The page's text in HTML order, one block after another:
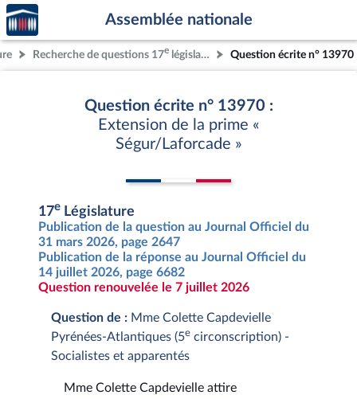
Aller au contenu
Aller en bas de la page
Accèder
à la
page
d'accueil
Assemblée nationale
Recherche de questions 17e législature Question écrite n° 13970
Question écrite n° 13970 :
Extension de la prime «
Ségur/Laforcade »
17e Législature
Publication de la question au Journal Officiel du
31 mars 2026, page 2647
Publication de la réponse au Journal Officiel du
14 juillet 2026, page 6682
Question renouvelée le 7 juillet 2026
Question de : Mme Colette Capdevielle
Pyrénées-Atlantiques (5e circonscription) -
Socialistes et apparentés
Mme Colette Capdevielle attire